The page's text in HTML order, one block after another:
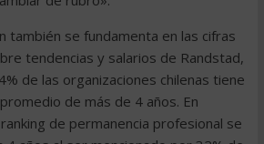
también se fundamenta en las cifras
tendencias y salarios de Randstad,
de las organizaciones chilenas tiene
de más de 4 años. En
de permanencia profesional se